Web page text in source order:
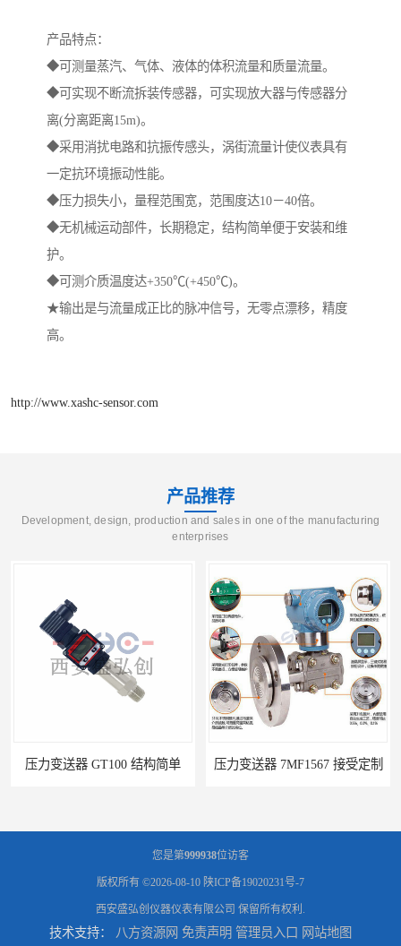
产品特点：
◆可测量蒸汽、气体、液体的体积流量和质量流量。
◆可实现不断流拆装传感器，可实现放大器与传感器分
离(分离距离15m)。
◆采用消扰电路和抗振传感头，涡街流量计使仪表具有
一定抗环境振动性能。
◆压力损失小，量程范围宽，范围度达10－40倍。
◆无机械运动部件，长期稳定，结构简单便于安装和维
护。
◆可测介质温度达+350℃(+450℃)。
★输出是与流量成正比的脉冲信号，无零点漂移，精度
高。
http://www.xashc-sensor.com
产品推荐
Development, design, production and sales in one of the manufacturing
enterprises
GT100 结构简单 压力变送器 7MF1567 接受定制
您是第999938位访客
版权所有 ©2026-08-10 陕ICP备19020231号-7
西安盛弘创仪器仪表有限公司 保留所有权利.
技术支持： 八方资源网 免责声明 管理员入口 网站地图